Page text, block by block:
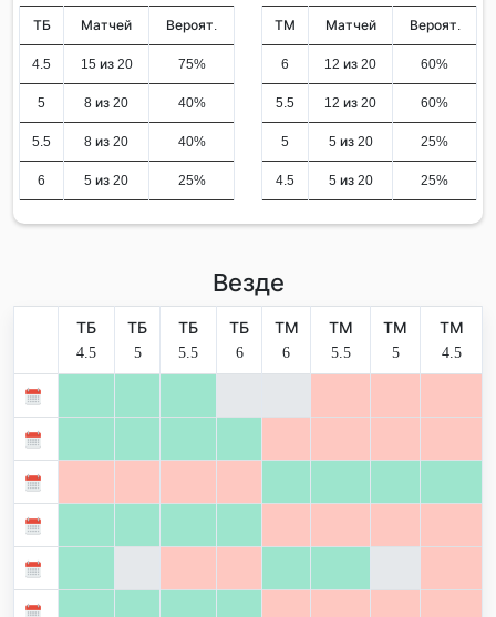
ТБ Матчей Вероят.
4.5 15 из 20 75%
5 8 из 20 40%
5.5 8 из 20 40%
6 5 из 20 25%
ТМ Матчей Вероят.
6 12 из 20 60%
5.5 12 из 20 60%
5 5 из 20 25%
4.5 5 из 20 25%
Везде
ТБ
4.5
ТБ
5
ТБ
5.5
ТБ
6
ТМ
6
ТМ
5.5
ТМ
5
ТМ
4.5